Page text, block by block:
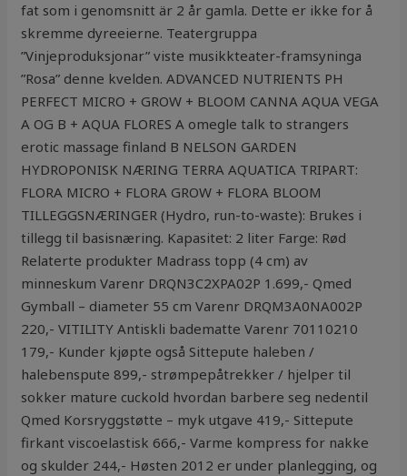
fat som i genomsnitt är 2 år gamla. Dette er ikke for å
skremme dyreeierne. Teatergruppa
”Vinjeproduksjonar” viste musikkteater-framsyninga
”Rosa” denne kvelden. ADVANCED NUTRIENTS PH
PERFECT MICRO + GROW + BLOOM CANNA AQUA VEGA
A OG B + AQUA FLORES A omegle talk to strangers
erotic massage finland B NELSON GARDEN
HYDROPONISK NÆRING TERRA AQUATICA TRIPART:
FLORA MICRO + FLORA GROW + FLORA BLOOM
TILLEGGSNÆRINGER (Hydro, run-to-waste): Brukes i
tillegg til basisnæring. Kapasitet: 2 liter Farge: Rød
Relaterte produkter Madrass topp (4 cm) av
minneskum Varenr DRQN3C2XPA02P 1.699,- Qmed
Gymball – diameter 55 cm Varenr DRQM3A0NA002P
220,- VITILITY Antiskli badematte Varenr 70110210
179,- Kunder kjøpte også Sittepute haleben /
halebenspute 899,- strømpepåtrekker / hjelper til
sokker mature cuckold hvordan barbere seg nedentil
Qmed Korsryggstøtte – myk utgave 419,- Sittepute
firkant viscoelastisk 666,- Varme kompress for nakke
og skulder 244,- Høsten 2012 er under planlegging, og